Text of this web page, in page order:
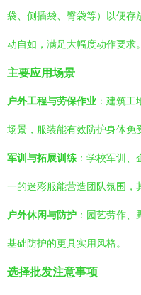
袋、侧插袋、臀袋等）以便存
动自如，满足大幅度动作要求。
主要应用场景
户外工程与劳保作业 ：建筑
场景，服装能有效防护身体免
军训与拓展训练 ：学校军训
一的迷彩服能营造团队氛围，
户外休闲与防护 ：园艺劳作
基础防护的更具实用风格。
选择批发注意事项